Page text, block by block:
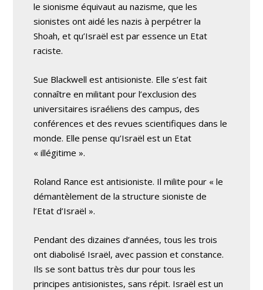
le sionisme équivaut au nazisme, que les
sionistes ont aidé les nazis à perpétrer la
Shoah, et qu’Israël est par essence un Etat
raciste.
Sue Blackwell est antisioniste. Elle s’est fait
connaître en militant pour l’exclusion des
universitaires israéliens des campus, des
conférences et des revues scientifiques dans le
monde. Elle pense qu’Israël est un Etat
« illégitime ».
Roland Rance est antisioniste. Il milite pour « le
démantèlement de la structure sioniste de
l’Etat d’Israël ».
Pendant des dizaines d’années, tous les trois
ont diabolisé Israël, avec passion et constance.
Ils se sont battus très dur pour tous les
principes antisionistes, sans répit. Israël est un